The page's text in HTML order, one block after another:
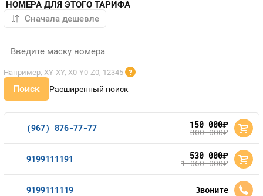
НОМЕРА ДЛЯ ЭТОГО ТАРИФА
Например, XY-XY, X0-Y0-Z0, 12345 ?
Поиск Расширенный поиск
(967) 876-77-77 150 000руб.
300 000руб.
9199111191 530 000руб.
1 060 000руб.
9199111119 Звоните